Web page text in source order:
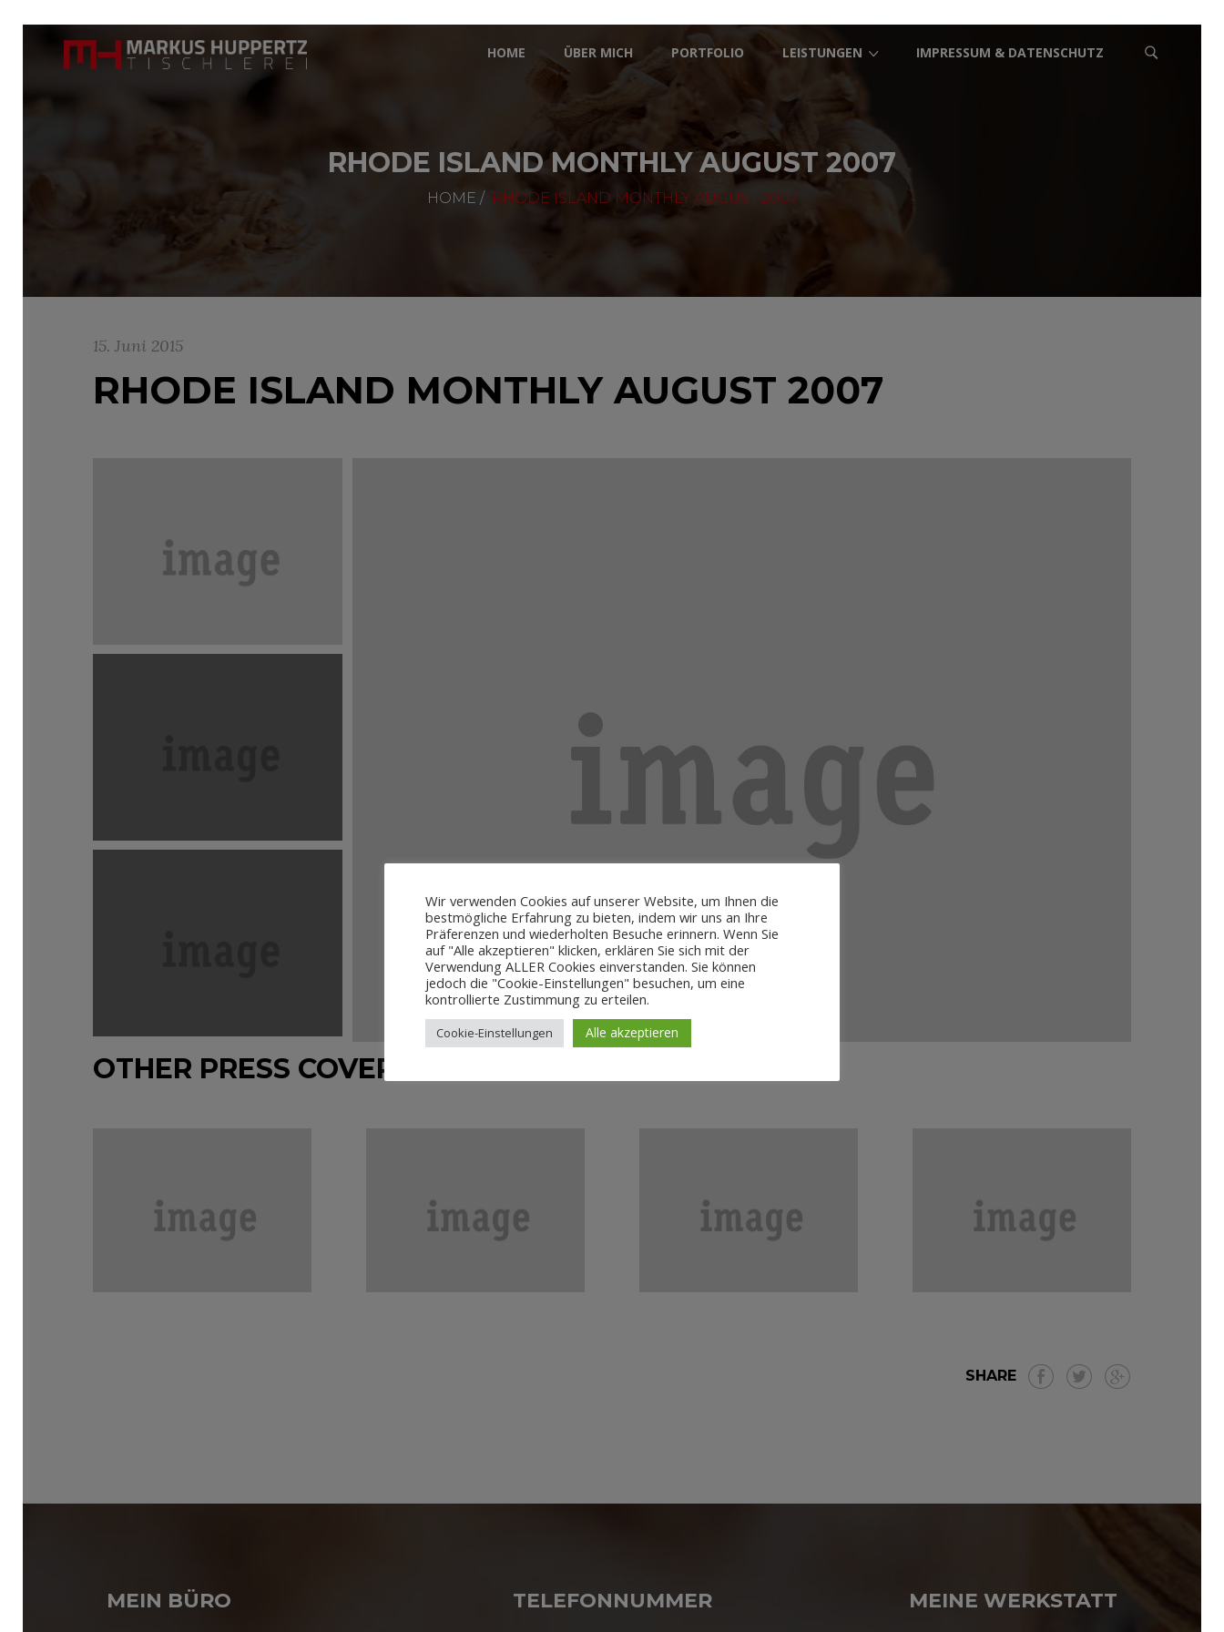
HOME ÜBER MICH PORTFOLIO LEISTUNGEN IMPRESSUM & DATENSCHUTZ
RHODE ISLAND MONTHLY AUGUST 2007
HOME / RHODE ISLAND MONTHLY AUGUST 2007
15. Juni 2015
RHODE ISLAND MONTHLY AUGUST 2007
OTHER PRESS COVERAGE
SHARE
MEIN BÜRO TELEFONNUMMER MEINE WERKSTATT
Wir verwenden Cookies auf unserer Website, um Ihnen die
bestmögliche Erfahrung zu bieten, indem wir uns an Ihre
Präferenzen und wiederholten Besuche erinnern. Wenn Sie
auf "Alle akzeptieren" klicken, erklären Sie sich mit der
Verwendung ALLER Cookies einverstanden. Sie können
jedoch die "Cookie-Einstellungen" besuchen, um eine
kontrollierte Zustimmung zu erteilen.
Cookie-Einstellungen Alle akzeptieren